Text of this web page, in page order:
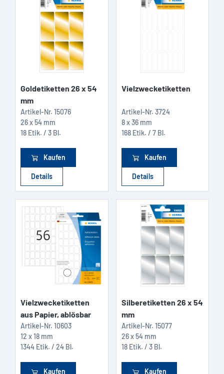
Goldetiketten 26 x 54
mm
Artikel-Nr. 15076
26 x 54 mm
18 Etik. / 3 Bl.
Kaufen
Details
Vielzwecketiketten
Artikel-Nr. 3724
8 x 36 mm
168 Etik. / 7 Bl.
Kaufen
Details
Vielzwecketiketten
aus Papier, ablösbar
Artikel-Nr. 10603
12 x 18 mm
1344 Etik. / 24 Bl.
Kaufen
Silberetiketten 26 x 54
mm
Artikel-Nr. 15077
26 x 54 mm
18 Etik. / 3 Bl.
Kaufen